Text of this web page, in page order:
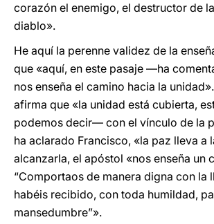
corazón el enemigo, el destructor de
diablo».
He aquí la perenne validez de la
que «aquí, en este pasaje —ha
nos enseña el camino hacia la
afirma que «la unidad está cubierta,
podemos decir— con el vínculo de la
ha aclarado Francisco, «la paz lleva a
alcanzarla, el apóstol «nos enseña un
“Comportaos de manera digna con la
habéis recibido, con toda humildad,
mansedumbre”».